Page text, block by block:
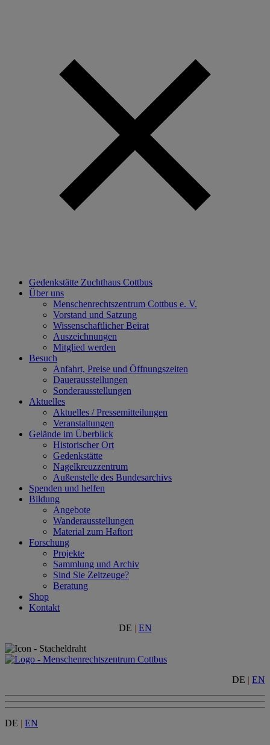
Gedenkstätte Zuchthaus Cottbus
Über uns
Menschenrechtszentrum Cottbus e. V.
Vorstand und Satzung
Wissenschaftlicher Beirat
Auszeichnungen
Mitglied werden
Besuch
Anfahrt, Preise und Öffnungszeiten
Dauerausstellungen
Sonderausstellungen
Aktuelles
Aktuelles / Pressemitteilungen
Veranstaltungen
Gelände im Überblick
Historischer Ort
Gedenkstätte
Nagelkreuzzentrum
Außenstelle des Bundesarchivs
Spenden und helfen
Bildung
Angebote
Wanderausstellungen
Material zum Haftort
Forschung
Projekte
Sammlung und Archiv
Sind Sie Zeitzeuge?
Beratung
Shop
Kontakt
DE | EN
DE | EN
DE | EN